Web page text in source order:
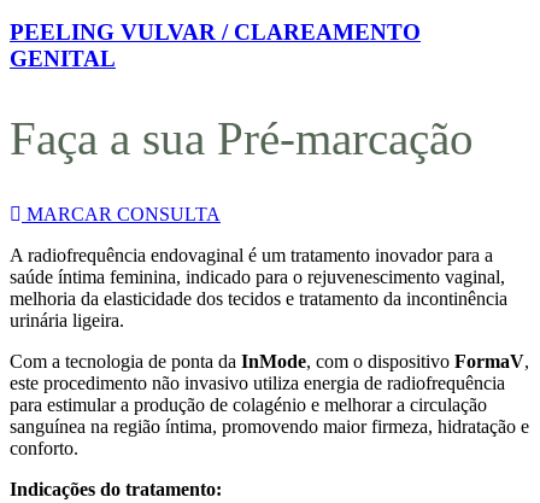
PEELING VULVAR / CLAREAMENTO
GENITAL
Faça a sua Pré-marcação
MARCAR CONSULTA
A radiofrequência endovaginal é um tratamento inovador para a
saúde íntima feminina, indicado para o rejuvenescimento vaginal,
melhoria da elasticidade dos tecidos e tratamento da incontinência
urinária ligeira.
Com a tecnologia de ponta da InMode, com o dispositivo FormaV,
este procedimento não invasivo utiliza energia de radiofrequência
para estimular a produção de colagénio e melhorar a circulação
sanguínea na região íntima, promovendo maior firmeza, hidratação e
conforto.
Indicações do tratamento: